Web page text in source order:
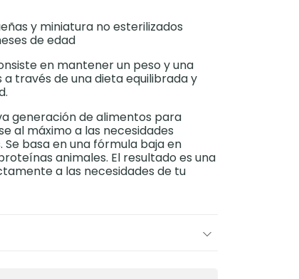
y miniatura no esterilizados
de edad
en mantener un peso y una
través de una dieta equilibrada y
generación de alimentos para
al máximo a las necesidades
basa en una fórmula baja en
animales. El resultado es una
a las necesidades de tu